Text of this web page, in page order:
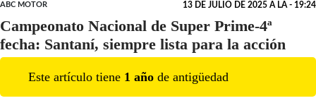
ABC MOTOR 13 DE JULIO DE 2025 A LA - 19:24
Campeonato Nacional de Super Prime-4ª
fecha: Santaní, siempre lista para la acción
Este artículo tiene 1 año de antigüedad